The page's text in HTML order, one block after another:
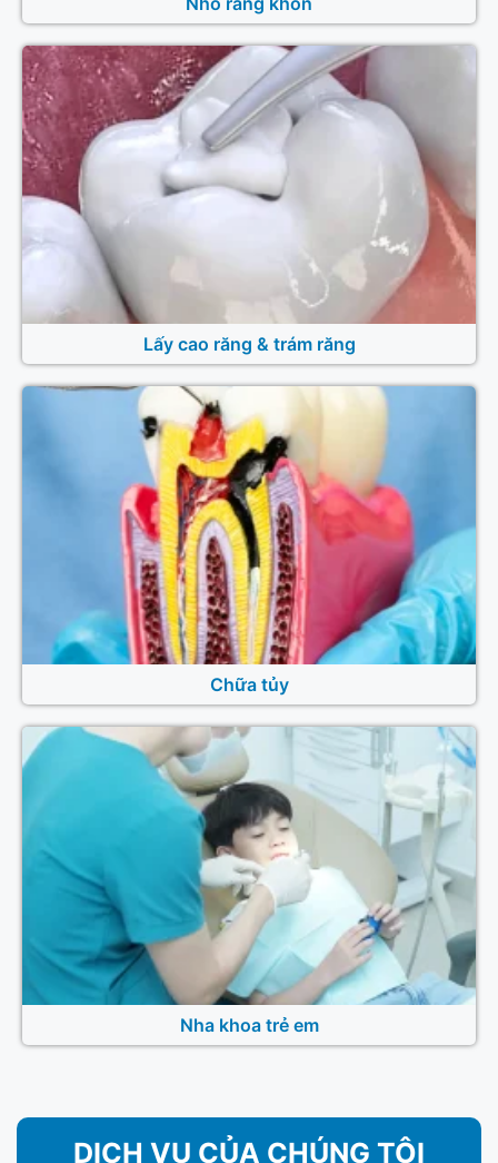
Lấy cao răng & trám răng
Chữa tủy
Nha khoa trẻ em
DỊCH VỤ CỦA CHÚNG TÔI